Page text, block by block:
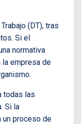
(DT), tras
Si el
normativa
la empresa de
todas las
Si la
un proceso de